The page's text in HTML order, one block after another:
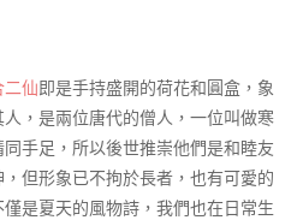
仙即是手持盛開的荷花和圓盒，象
，是兩位唐代的僧人，一位叫做寒
手足，所以後世推崇他們是和睦友
但形象已不拘於長者，也有可愛的
是夏天的風物詩，我們也在日常生